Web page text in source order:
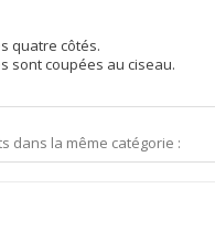
quatre côtés.
sont coupées au ciseau.
dans la même catégorie :